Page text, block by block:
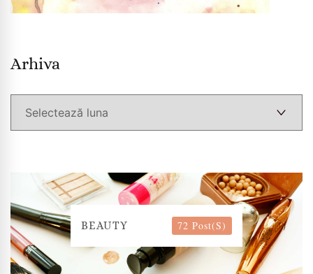
Arhiva
BEAUTY 72 Post(s)